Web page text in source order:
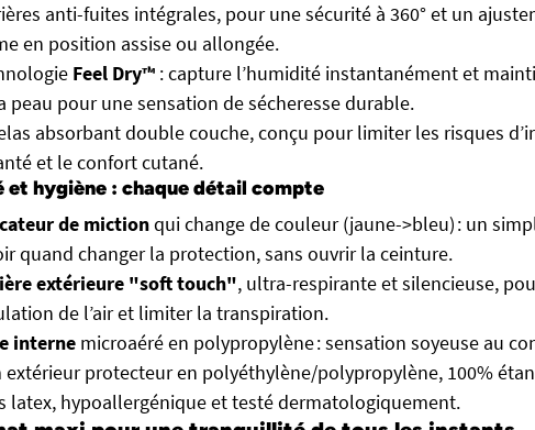
anti-fuites intégrales, pour une sécurité à 360° et un
en position assise ou allongée.
Feel Dry™ : capture l’humidité instantanément et
peau pour une sensation de sécheresse durable.
absorbant double couche, conçu pour limiter les risques
et le confort cutané.
et hygiène : chaque détail compte
de mictionqui change de couleur (jaune->bleu) : un
quand changer la protection, sans ouvrir la ceinture.
extérieure "soft touch", ultra-respirante et silencieuse,
de l’air et limiter la transpiration.
interne microaéré en polypropylène : sensation soyeuse au
extérieur protecteur en polyéthylène/polypropylène, 100%
latex, hypoallergénique et testé dermatologiquement.